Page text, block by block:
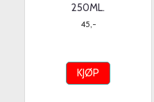
250ML.
45,-
KJØP